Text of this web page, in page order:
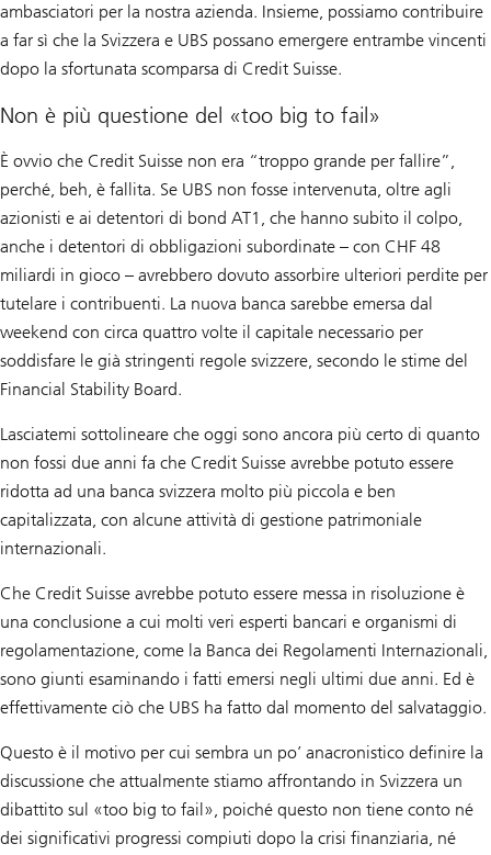
ambasciatori per la nostra azienda. Insieme, possiamo contribuire
a far sì che la Svizzera e UBS possano emergere entrambe vincenti
dopo la sfortunata scomparsa di Credit Suisse.
Non è più questione del «too big to fail»
È ovvio che Credit Suisse non era “troppo grande per fallire”,
perché, beh, è fallita. Se UBS non fosse intervenuta, oltre agli
azionisti e ai detentori di bond AT1, che hanno subito il colpo,
anche i detentori di obbligazioni subordinate – con CHF 48
miliardi in gioco – avrebbero dovuto assorbire ulteriori perdite per
tutelare i contribuenti. La nuova banca sarebbe emersa dal
weekend con circa quattro volte il capitale necessario per
soddisfare le già stringenti regole svizzere, secondo le stime del
Financial Stability Board.
Lasciatemi sottolineare che oggi sono ancora più certo di quanto
non fossi due anni fa che Credit Suisse avrebbe potuto essere
ridotta ad una banca svizzera molto più piccola e ben
capitalizzata, con alcune attività di gestione patrimoniale
internazionali.
Che Credit Suisse avrebbe potuto essere messa in risoluzione è
una conclusione a cui molti veri esperti bancari e organismi di
regolamentazione, come la Banca dei Regolamenti Internazionali,
sono giunti esaminando i fatti emersi negli ultimi due anni. Ed è
effettivamente ciò che UBS ha fatto dal momento del salvataggio.
Questo è il motivo per cui sembra un po’ anacronistico definire la
discussione che attualmente stiamo affrontando in Svizzera un
dibattito sul «too big to fail», poiché questo non tiene conto né
dei significativi progressi compiuti dopo la crisi finanziaria, né